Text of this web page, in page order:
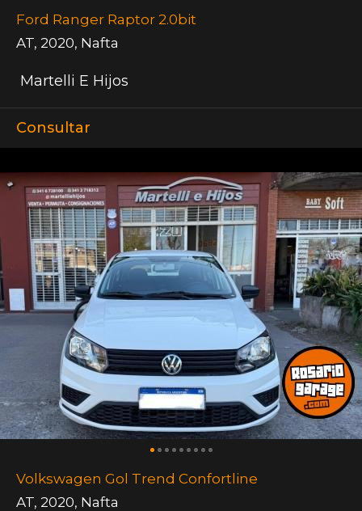
Ford Ranger Raptor 2.0bit
AT, 2020, Nafta
Martelli E Hijos
Consultar
Volkswagen Gol Trend Confortline
AT, 2020, Nafta